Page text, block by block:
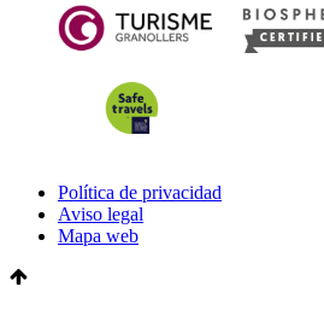
Política de privacidad
Aviso legal
Mapa web